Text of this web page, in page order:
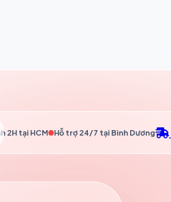
2H tại HCM Hỗ trợ 24/7 tại Bình Dương